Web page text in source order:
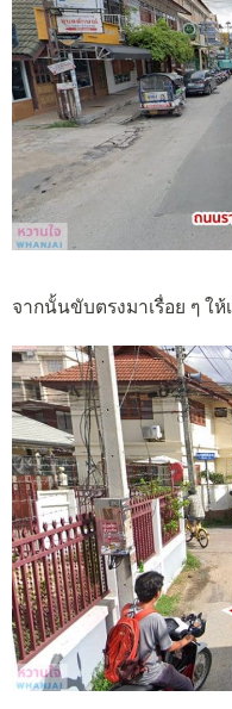
จากนั้นขับตรงมาเรื่อย ๆ ใ